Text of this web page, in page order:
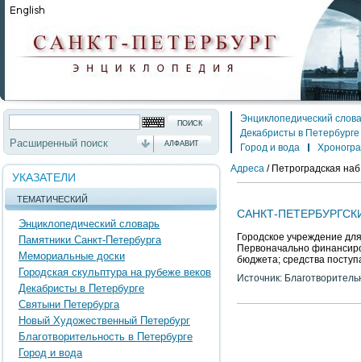
Расширенный поиск АЛФАВИТ
УКАЗАТЕЛИ
ТЕМАТИЧЕСКИЙ
Энциклопедический словарь
Памятники Санкт-Петербурга
Мемориальные доски
Городская скульптура на рубеже веков
Декабристы в Петербурге
Святыни Петербурга
Новый Художественный Петербург
Благотворительность в Петербурге
Город и вода
Энциклопедический
Декабристы в Петербурге
Город и вода
Адреса / Петроградская
САНКТ-
Городское учреждение
Первоначально
бюджета; средства
Источник: